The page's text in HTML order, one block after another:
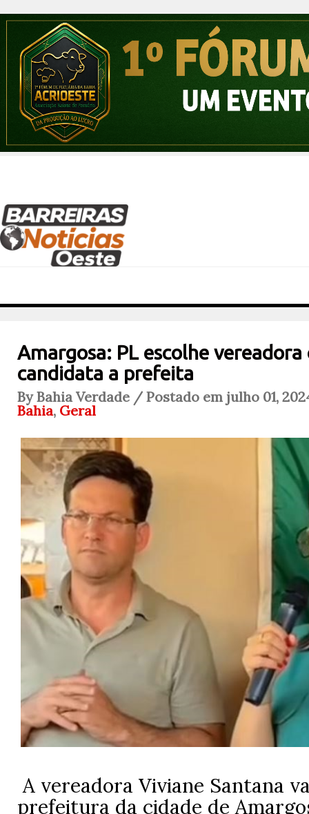
Amargosa: PL escolhe
candidata a prefeita
By Bahia Verdade / Postado em julho 01,
Bahia, Geral
A vereadora Viviane Santana
prefeitura da cidade de